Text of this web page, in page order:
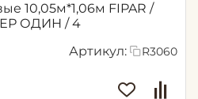
10,05м*1,06м FIPAR /
ОДИН / 4
Артикул: R3060